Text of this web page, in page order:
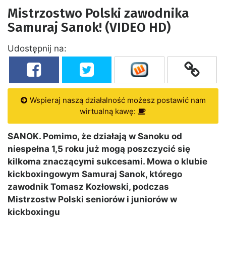
Mistrzostwo Polski zawodnika
Samuraj Sanok! (VIDEO HD)
Udostępnij na:
Wspieraj naszą działalność możesz postawić nam
wirtualną kawę:
SANOK. Pomimo, że działają w Sanoku od
niespełna 1,5 roku już mogą poszczycić się
kilkoma znaczącymi sukcesami. Mowa o klubie
kickboxingowym Samuraj Sanok, którego
zawodnik Tomasz Kozłowski, podczas
Mistrzostw Polski seniorów i juniorów w
kickboxingu